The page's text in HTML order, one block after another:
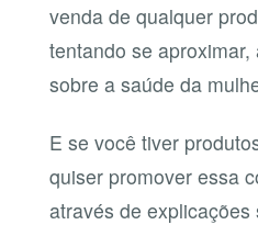
venda de qualquer
tentando se
sobre a saúde da
E se você tiver
quiser promover essa
através de